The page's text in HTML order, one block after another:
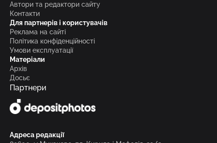
Автори та редактори сайту
Контакти
Для партнерів і користувачів
Реклама на сайті
Політика конфіденційності
Умови експлуатації
Матеріали
Архів
Досьє
Партнери
Адреса редакції